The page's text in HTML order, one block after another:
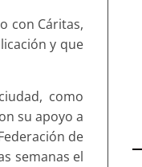
con Cáritas,
y que
como
su apoyo a
de
semanas el